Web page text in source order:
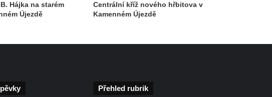
Hájka na starém
Újezdě
Centrální kříž nového hřbitova v
Kamenném Újezdě
Přehled rubrik